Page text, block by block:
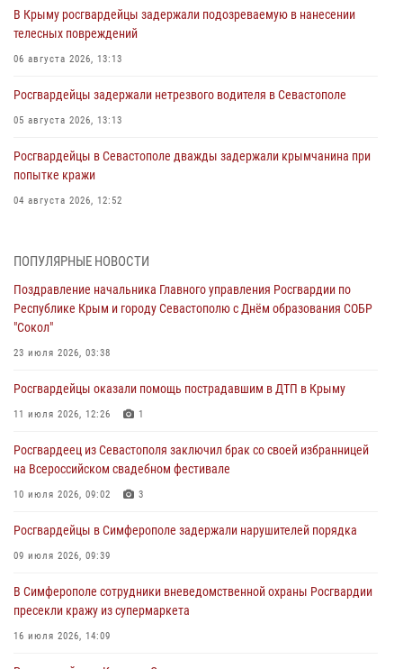
В Крыму росгвардейцы задержали подозреваемую в нанесении
телесных повреждений
06 августа 2026, 13:13
Росгвардейцы задержали нетрезвого водителя в Севастополе
05 августа 2026, 13:13
Росгвардейцы в Севастополе дважды задержали крымчанина при
попытке кражи
04 августа 2026, 12:52
мужчину
Росгвардия в Крыму и Севастополе задержала ряд
правонарушителей
03 августа 2026, 14:08
В Симферополе росгвардейцы задержали гражданина,
подозреваемого в совершении серии краж
Росгвардейцы оперативно задержали нарушителя на охраняемом
объекте в Севастополе
ПОПУЛЯРНЫЕ НОВОСТИ
Поздравление начальника Главного управления Росгвардии по
Республике Крым и городу Севастополю с Днём образования СОБР
"Сокол"
23 июля 2026, 03:38
Росгвардейцы оказали помощь пострадавшим в ДТП в Крыму
11 июля 2026, 12:26 1
Росгвардеец из Севастополя заключил брак со своей избранницей
на Всероссийском свадебном фестивале
10 июля 2026, 09:02 3
Росгвардейцы в Симферополе задержали нарушителей порядка
09 июля 2026, 09:39
В Симферополе сотрудники вневедомственной охраны Росгвардии
пресекли кражу из супермаркета
16 июля 2026, 14:09